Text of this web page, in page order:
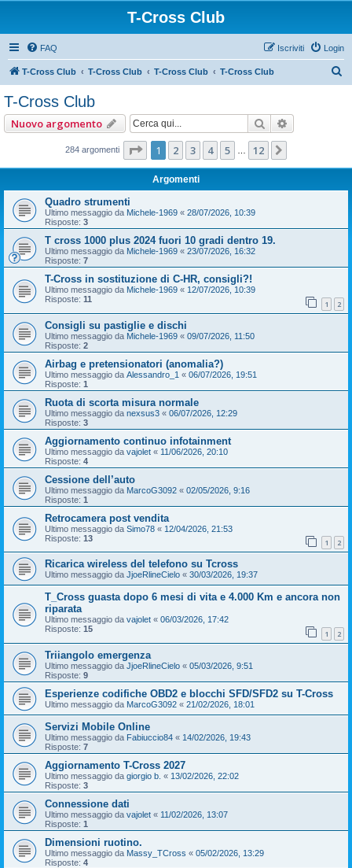
T-Cross Club
FAQ Login
Iscriviti
T-Cross Club T-Cross Club T-Cross Club T-Cross Club
T-Cross Club
Nuovo argomento Cerca
284 argomenti Pagina di 12
1 2 3 4 5 12
Argomenti
Quadro strumenti
Ultimo messaggio da Michele-1969 « 28/07/2026, 10:39
Risposte: 3
T cross 1000 plus 2024 fuori 10 gradi dentro 19.
Ultimo messaggio da Michele-1969 « 23/07/2026, 16:32
Risposte: 7
T-Cross in sostituzione di C-HR, consigli?!
Ultimo messaggio da Michele-1969 « 12/07/2026, 10:39
Risposte: 11 1 2
Consigli su pastiglie e dischi
Ultimo messaggio da Michele-1969 « 09/07/2026, 11:50
Risposte: 2
Airbag e pretensionatori (anomalia?)
Ultimo messaggio da Alessandro_1 « 06/07/2026, 19:51
Risposte: 1
Ruota di scorta misura normale
Ultimo messaggio da nexsus3 « 06/07/2026, 12:29
Risposte: 3
Aggiornamento continuo infotainment
Ultimo messaggio da vajolet « 11/06/2026, 20:10
Risposte: 4
Cessione dell’auto
Ultimo messaggio da MarcoG3092 « 02/05/2026, 9:16
Risposte: 1
Retrocamera post vendita
Ultimo messaggio da Simo78 « 12/04/2026, 21:53
Risposte: 13 1 2
Ricarica wireless del telefono su Tcross
Ultimo messaggio da JjoeRlineCielo « 30/03/2026, 19:37
T_Cross guasta dopo 6 mesi di vita e 4.000 Km e ancora non
riparata
Ultimo messaggio da vajolet « 06/03/2026, 17:42
Risposte: 15 1 2
Triiangolo emergenza
Ultimo messaggio da JjoeRlineCielo « 05/03/2026, 9:51
Risposte: 9
Esperienze codifiche OBD2 e blocchi SFD/SFD2 su T-Cross
Ultimo messaggio da MarcoG3092 « 21/02/2026, 18:01
Servizi Mobile Online
Ultimo messaggio da Fabiuccio84 « 14/02/2026, 19:43
Risposte: 7
Aggiornamento T-Cross 2027
Ultimo messaggio da giorgio b. « 13/02/2026, 22:02
Risposte: 3
Connessione dati
Ultimo messaggio da vajolet « 11/02/2026, 13:07
Risposte: 1
Dimensioni ruotino.
Ultimo messaggio da Massy_TCross « 05/02/2026, 13:29
Risposte: 4